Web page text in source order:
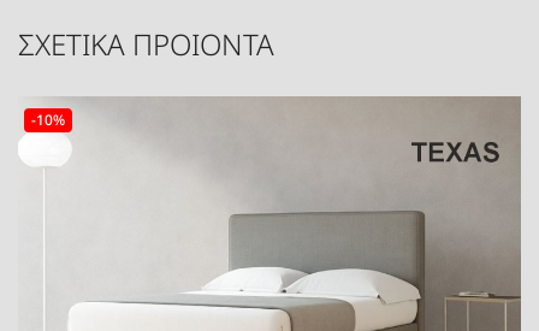
ΣΧΕΤΙΚΑ ΠΡΟΙΟΝΤΑ
-10%